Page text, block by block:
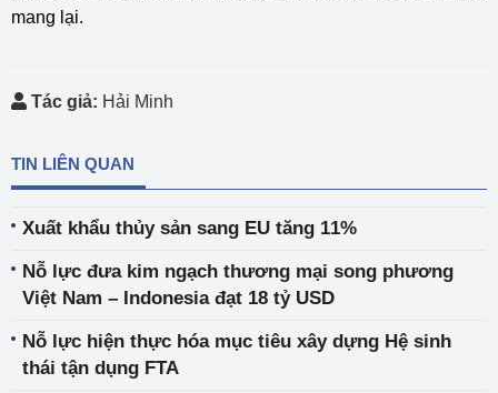
mang lại.
Tác giả: Hải Minh
TIN LIÊN QUAN
Xuất khẩu thủy sản sang EU tăng 11%
Nỗ lực đưa kim ngạch thương mại song phương
Việt Nam – Indonesia đạt 18 tỷ USD
Nỗ lực hiện thực hóa mục tiêu xây dựng Hệ sinh
thái tận dụng FTA